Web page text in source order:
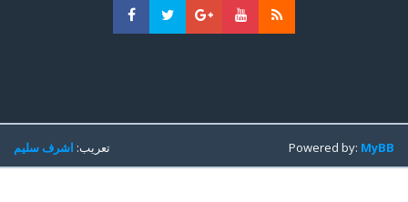
تعريب:اشرف سليم Powered by:MyBB